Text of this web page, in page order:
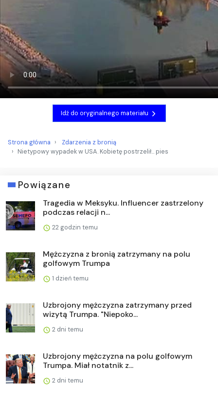
Idź do oryginalnego materiału
Strona główna
Zdarzenia z bronią
Nietypowy wypadek w USA. Kobietę postrzelił... pies
Powiązane
Tragedia w Meksyku. Influencer zastrzelony
podczas relacji n...
22 godzin temu
Mężczyzna z bronią zatrzymany na polu
golfowym Trumpa
1 dzień temu
Uzbrojony mężczyzna zatrzymany przed
wizytą Trumpa. "Niepoko...
2 dni temu
Uzbrojony mężczyzna na polu golfowym
Trumpa. Miał notatnik z...
2 dni temu